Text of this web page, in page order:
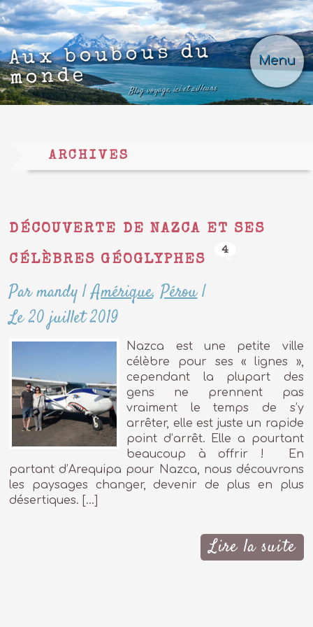
Menu
Aux boubous du
monde
Blog voyage, ici et ailleurs
ARCHIVES
DÉCOUVERTE DE NAZCA ET SES
CÉLÈBRES GÉOGLYPHES
4
Par mandy |Amérique,Pérou|
Le 20 juillet 2019
Nazca est une petite ville
célèbre pour ses « lignes »,
cependant la plupart des
gens ne prennent pas
vraiment le temps de s’y
arrêter, elle est juste un rapide
point d’arrêt. Elle a pourtant
beaucoup à offrir ! En
partant d’Arequipa pour Nazca, nous découvrons
les paysages changer, devenir de plus en plus
désertiques. […]
Lire la suite